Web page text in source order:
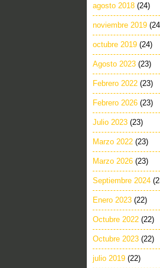
agosto 2018 (24)
noviembre 2019
octubre 2019 (24)
Agosto 2023 (23)
Febrero 2022 (23)
Febrero 2026 (23)
Julio 2023 (23)
Marzo 2022 (23)
Marzo 2026 (23)
Septiembre 2024
Enero 2023 (22)
Octubre 2022 (22)
Octubre 2023 (22)
julio 2019 (22)